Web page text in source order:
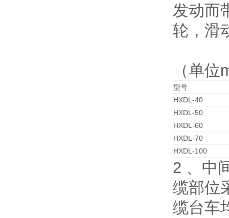
发动而
轮，滑
（单位
型号
HXDL-40
HXDL-50
HXDL-60
HXDL-70
HXDL-100
2 、中
缆部位
缆台车